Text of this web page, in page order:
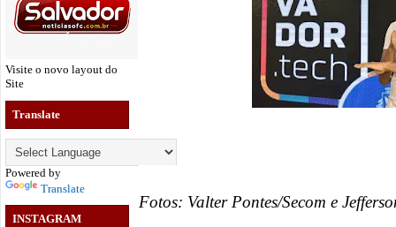
Visite o novo layout do
Site
Translate
Powered by
Translate
INSTAGRAM
Fotos: Valter Pontes/Secom e